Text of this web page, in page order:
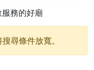
務的好廟
尋條件放寬。